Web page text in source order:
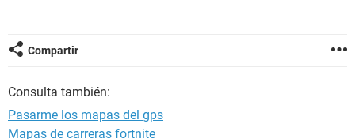
Compartir
Consulta también:
Pasarme los mapas del gps
Mapas de carreras fortnite